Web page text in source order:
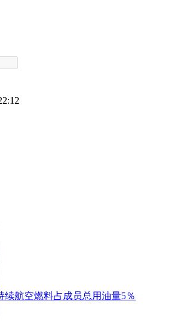
续航空燃料占成员总用油量5％